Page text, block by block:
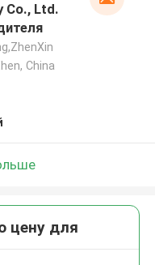
Co., Ltd.
China
цену для